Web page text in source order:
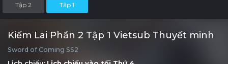
Tập 2 Tập 1
Kiếm Lai Phần 2 Tập 1 Vietsub Thuyết minh
Sword of Coming SS2